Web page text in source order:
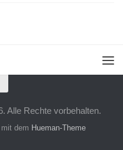
Alle Rechte vorbehalten.
dem Hueman-Theme